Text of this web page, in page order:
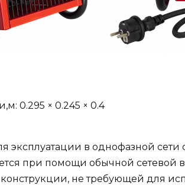
0.295 × 0.245 × 0.4
эксплуатации в однофазной
при помощи обычной сетевой
конструкции, не требующей для